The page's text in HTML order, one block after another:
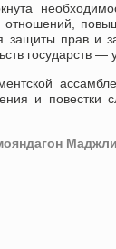
защиты прав и
государств —
и повестки